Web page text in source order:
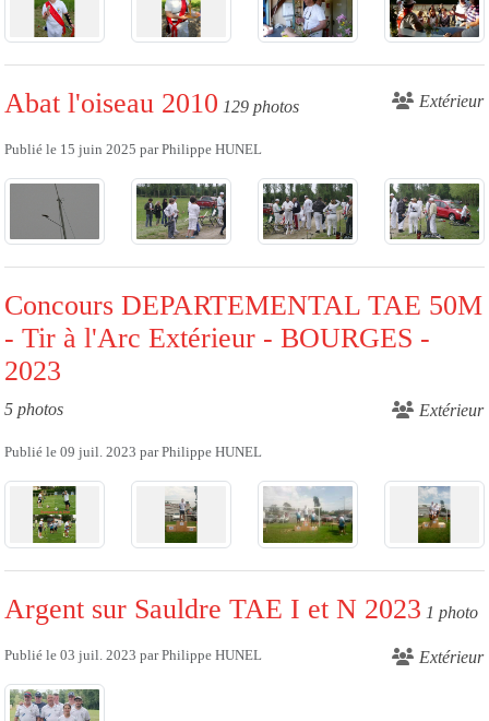
Abat l'oiseau 2010 129 photos Extérieur
Publié le 15 juin 2025 parPhilippe HUNEL
Concours DEPARTEMENTAL TAE 50M
- Tir à l'Arc Extérieur - BOURGES -
2023
5 photos Extérieur
Publié le 09 juil. 2023 parPhilippe HUNEL
Argent sur Sauldre TAE I et N 2023 1 photo
Extérieur
Publié le 03 juil. 2023 parPhilippe HUNEL